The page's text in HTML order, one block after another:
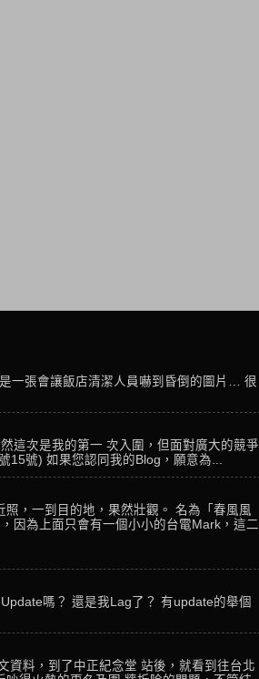
一張會讓飯店清潔人員嚇到昏倒的圖片… 很
這次是我的第一 次入圍，但面對廣大的競爭
15號) 如果您認同我的Blog，願意為...
，一到目的地，果然壯觀。 名為「春風風
因為上面只會有一個小小的台電Mark，這二
嗎？ 還是我Lag了？ 有update的舉個
資料，到了中正紀念堂 站後，就看到往台北